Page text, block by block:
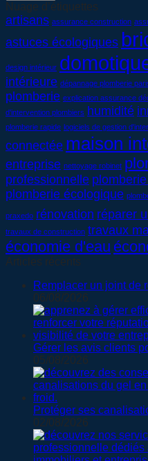
Nuage d’étiquettes
artisans assurance construction
astuces écologiques
design intérieur
intérieure dépannage plomberie
plomberie explication assurance
d'intervention plombiers humidité
plomberie rapide logiciels de gestion
connectée maison
entreprise nettoyage robinet
professionnelle
plomberie écologique
praxedo rénovation réparer
travaux de construction travaux
économie d'eau
Articles récents
Remplacer un joint de
06/08/2026
Gérer les avis clients
05/08/2026
Protéger ses
02/08/2026